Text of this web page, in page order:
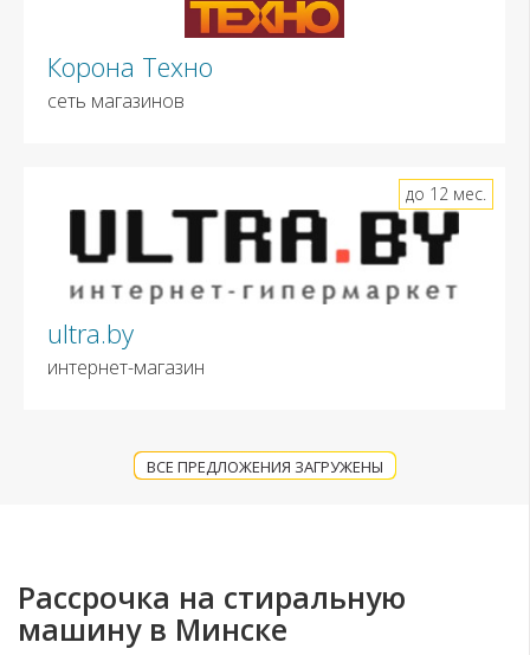
Корона Техно
сеть магазинов
ultra.by
интернет-магазин
до 12 мес.
ВСЕ ПРЕДЛОЖЕНИЯ ЗАГРУЖЕНЫ
Рассрочка на стиральную
машину в Минске